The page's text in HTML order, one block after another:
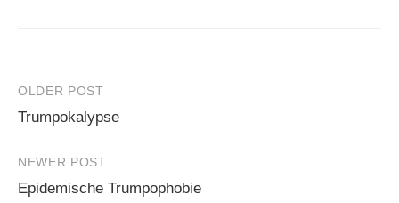
Post
navigation
OLDER POST
Trumpokalypse
NEWER POST
Epidemische Trumpophobie